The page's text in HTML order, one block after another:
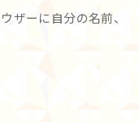
ザーに自分の名前、